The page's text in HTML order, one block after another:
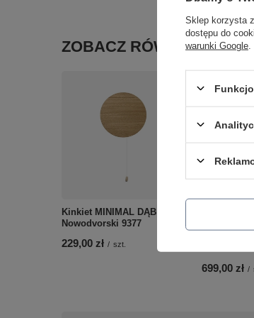
ZOBACZ RÓWNIEŻ
Kinkiet MINIMAL DĄB
Nowodvorski 9377
229,00 zł / szt.
699,00 zł /
Sklep korzysta
dostępu do
warunki Google